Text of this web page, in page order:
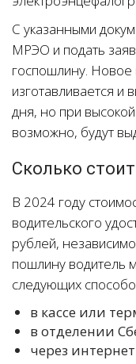
С указанными
МРЭО и подать
госпошлину. Новое
изготавливается и
дня, но при
возможно, будут
Сколько
В 2024 году
водительского
рублей,
пошлину водитель
следующих
в кассе или
в отделении
через